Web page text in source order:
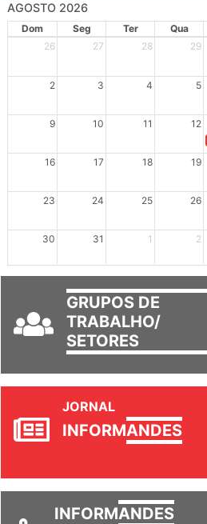
AGOSTO 2026
Dom Seg Ter Qua
26
27 28 29
2 3 4 5
9 10 11 12
16 17 18 19
23 24 25 26
30 31 1 2
GRUPOS DE
TRABALHO/
SETORES
JORNAL
INFORMANDES
INFORMANDES